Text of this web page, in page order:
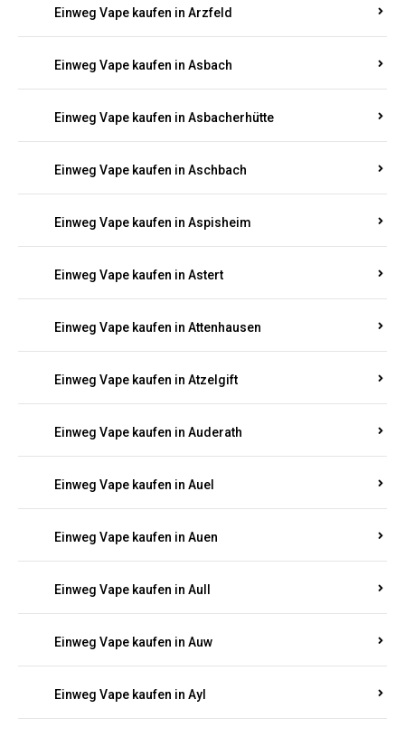
Einweg Vape kaufen in Arzfeld
Einweg Vape kaufen in Asbach
Einweg Vape kaufen in Asbacherhütte
Einweg Vape kaufen in Aschbach
Einweg Vape kaufen in Aspisheim
Einweg Vape kaufen in Astert
Einweg Vape kaufen in Attenhausen
Einweg Vape kaufen in Atzelgift
Einweg Vape kaufen in Auderath
Einweg Vape kaufen in Auel
Einweg Vape kaufen in Auen
Einweg Vape kaufen in Aull
Einweg Vape kaufen in Auw
Einweg Vape kaufen in Ayl